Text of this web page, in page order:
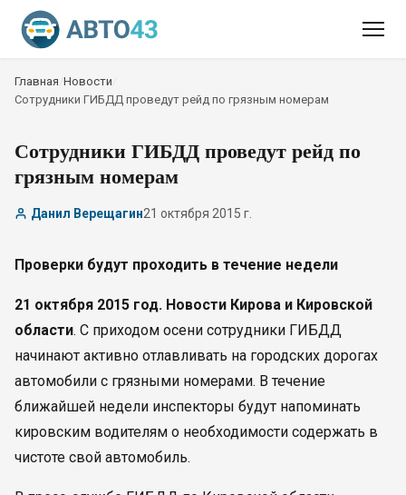
Главная Новости
Сотрудники ГИБДД проведут рейд по грязным номерам
Сотрудники ГИБДД проведут рейд по
грязным номерам
Данил Верещагин21 октября 2015 г.
Проверки будут проходить в течение недели
21 октября 2015 год. Новости Кирова и Кировской
области. С приходом осени сотрудники ГИБДД
начинают активно отлавливать на городских дорогах
автомобили с грязными номерами. В течение
ближайшей недели инспекторы будут напоминать
кировским водителям о необходимости содержать в
чистоте свой автомобиль.